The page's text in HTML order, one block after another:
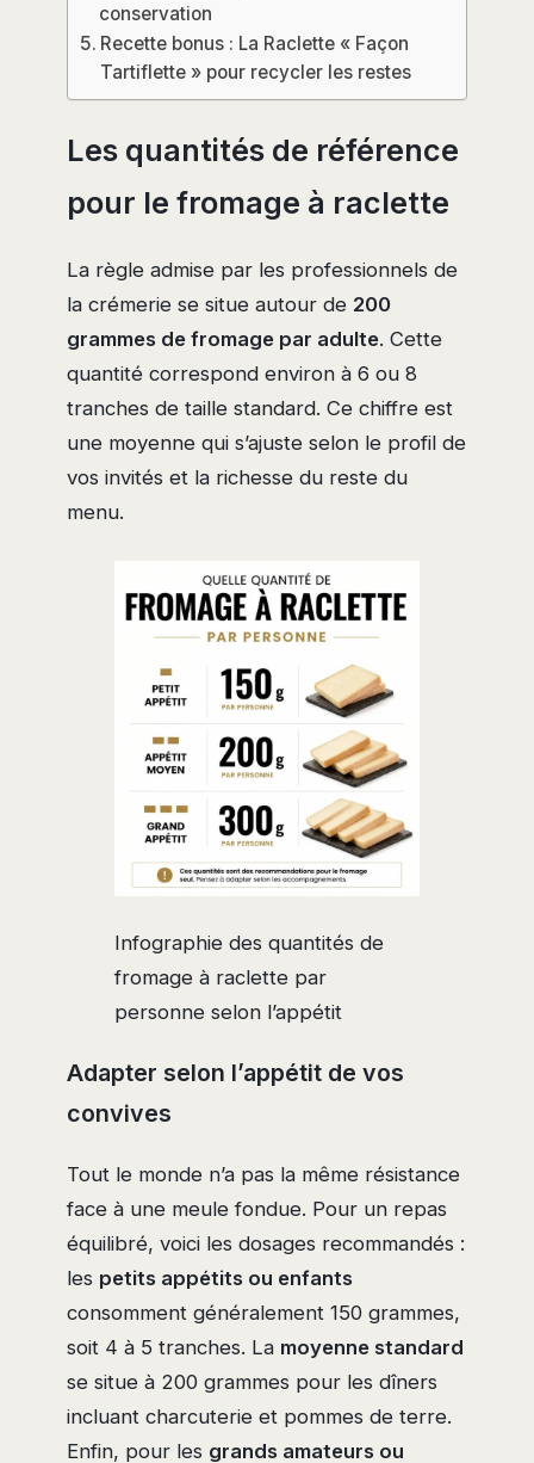
conservation
Recette bonus : La Raclette « Façon
Tartiflette » pour recycler les restes
Les quantités de référence
pour le fromage à raclette
La règle admise par les professionnels de
la crémerie se situe autour de 200
grammes de fromage par adulte. Cette
quantité correspond environ à 6 ou 8
tranches de taille standard. Ce chiffre est
une moyenne qui s’ajuste selon le profil de
vos invités et la richesse du reste du
menu.
Infographie des quantités de
fromage à raclette par
personne selon l’appétit
Adapter selon l’appétit de vos
convives
Tout le monde n’a pas la même résistance
face à une meule fondue. Pour un repas
équilibré, voici les dosages recommandés :
les petits appétits ou enfants
consomment généralement 150 grammes,
soit 4 à 5 tranches. La moyenne standard
se situe à 200 grammes pour les dîners
incluant charcuterie et pommes de terre.
Enfin, pour les grands amateurs ou